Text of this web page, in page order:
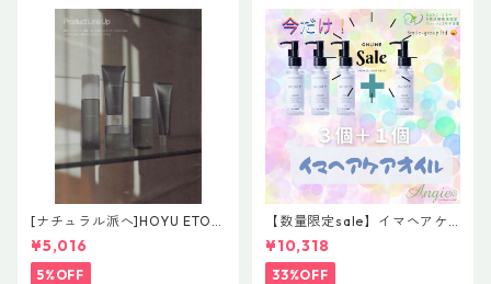
[ナチュラル派へ]HOYU ETOR
AS【Effortless Line】レアバ
ーム＆グレイズオイルセット
¥5,016
5%OFF
【数量限定sale】イマヘアケ
アオイル３＋１ キャンペー
ン 今だけまとめ買い 4個セ
ット
¥10,318
33%OFF